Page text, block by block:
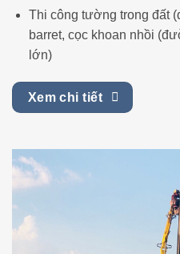
Thi công tường trong đất
barret, cọc khoan nhồi
lớn)
Xem chi tiết